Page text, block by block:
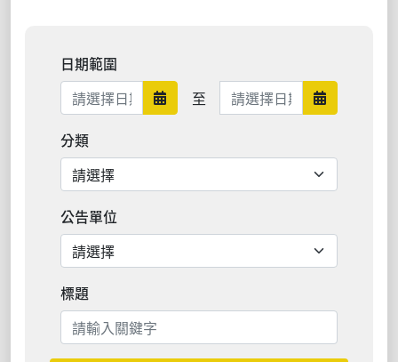
日期範圍
日期範圍開始
至 日期範圍結束 日期範圍
分類
公告單位
標題
搜尋